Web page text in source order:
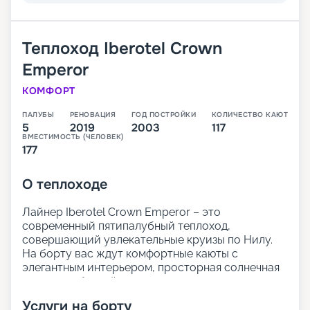
Теплоход Iberotel Crown
Emperor
КОМФОРТ
ПАЛУБЫ
5
РЕНОВАЦИЯ
2019
ГОД ПОСТРОЙКИ
2003
КОЛИЧЕСТВО КАЮТ
117
ВМЕСТИМОСТЬ (ЧЕЛОВЕК)
177
О теплоходе
Лайнер Iberotel Crown Emperor – это
современный пятипалубный теплоход,
совершающий увлекательные круизы по Нилу.
На борту вас ждут комфортные каюты с
элегантным интерьером, просторная солнечная
терраса с бассейном для отдыха, а также
Услуги на борту